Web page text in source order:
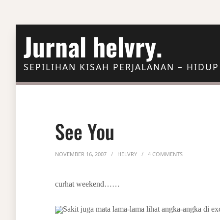
Jurnal helvry.
SEPILIHAN KISAH PERJALANAN –
See You
NOVEMBER 16, 2007 HELVRY 4 COMMENTSON SEE YOU
curhat weekend……
Sakit juga mata lama-lama lihat angka-angka di